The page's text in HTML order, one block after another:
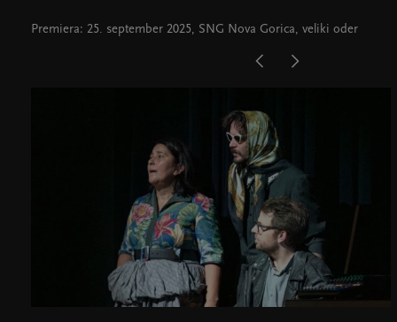
Premiera: 25. september 2025, SNG Nova Gorica, veliki oder